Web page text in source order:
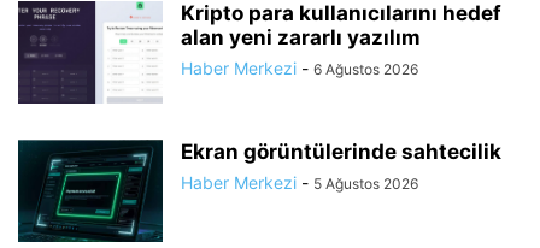
Kripto para kullanıcılarını hedef
alan yeni zararlı yazılım
Haber Merkezi - 6 Ağustos 2026
Ekran görüntülerinde sahtecilik
Haber Merkezi - 5 Ağustos 2026